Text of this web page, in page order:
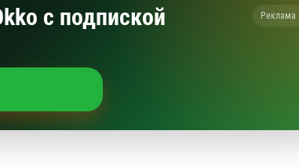
с подпиской
Реклама